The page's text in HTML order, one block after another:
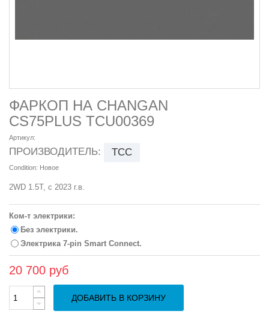
ФАРКОП НА CHANGAN
CS75PLUS TCU00369
Артикул:
ПРОИЗВОДИТЕЛЬ: ТСС
Condition: Новое
2WD 1.5T, с 2023 г.в.
Ком-т электрики:
Без электрики.
Электрика 7-pin Smart Connect.
20 700 руб
ДОБАВИТЬ В КОРЗИНУ